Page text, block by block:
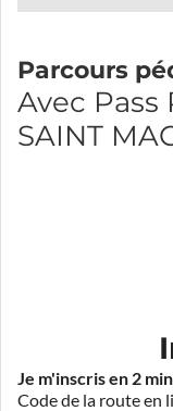
Parcours
Avec Pass
SAINT
Je m'inscris en 2
Code de la route en